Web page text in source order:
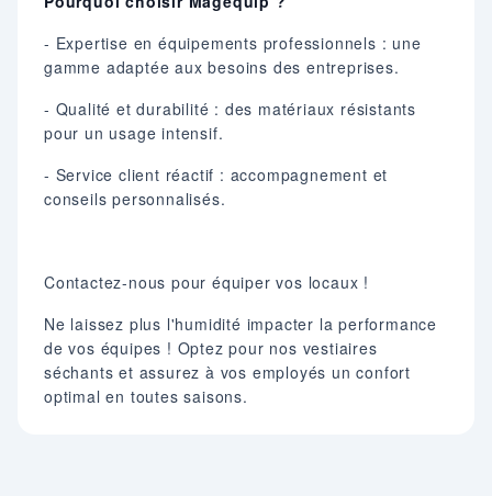
- Expertise en équipements professionnels : une
gamme adaptée aux besoins des entreprises.
- Qualité et durabilité : des matériaux résistants
pour un usage intensif.
- Service client réactif : accompagnement et
conseils personnalisés.
Contactez-nous pour équiper vos locaux !
Ne laissez plus l'humidité impacter la performance
de vos équipes ! Optez pour nos vestiaires
séchants et assurez à vos employés un confort
optimal en toutes saisons.